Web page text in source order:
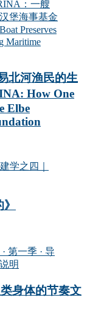
北河渔民的生
How One
Elbe
类身体的节奏文